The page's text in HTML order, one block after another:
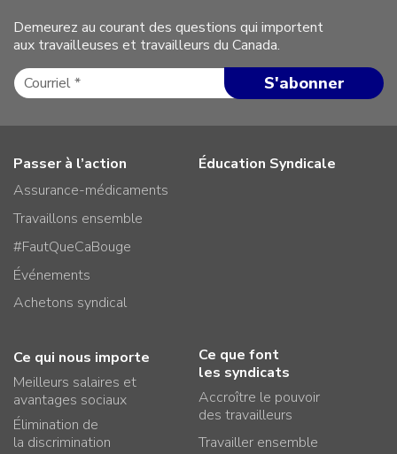
Demeurez au courant des questions qui importent
aux travailleuses et travailleurs du Canada.
Passer à l’action
Assurance-médicaments
Travaillons ensemble
#FautQueCaBouge
Événements
Achetons syndical
Éducation Syndicale
Ce qui nous importe
Meilleurs salaires et
avantages sociaux
Élimination de
la discrimination
Ce que font
les syndicats
Accroître le pouvoir
des travailleurs
Travailler ensemble